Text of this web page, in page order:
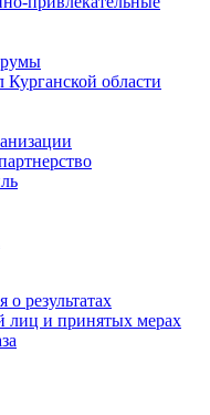
области
результатах
лиц и принятых мерах